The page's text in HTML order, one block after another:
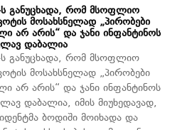
განუცხადა, რომ მსოფლიო
მოსახსნელად „პირობები
არ არის“ და ჯანი ინფანტინოს
დაბალია
განუცხადა, რომ მსოფლიო
მოსახსნელად „პირობები
არ არის“ და ჯანი ინფანტინოს
დაბალია, იმის მიუხედავად,
ბოდიში მოიხადა და